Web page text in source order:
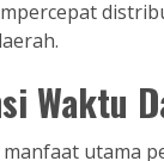
Waktu
utama